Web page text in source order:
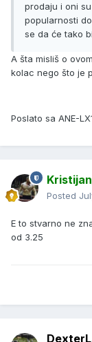
prodaju i oni
popularnosti
se da će tako
A šta misliš o
kolac nego što je
Poslato sa ANE-
Posted
E to stvarno ne
od 3.25